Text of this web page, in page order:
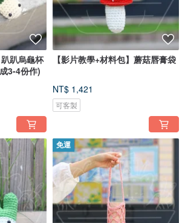
趴趴烏龜杯
3-4份作)
【影片教學+材料包】蘑菇唇膏袋
NT$ 1,421
可客製
免運